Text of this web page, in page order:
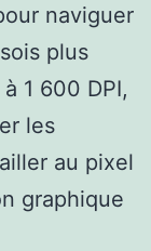
naviguer
plus
1 600 DPI,
les
au pixel
graphique